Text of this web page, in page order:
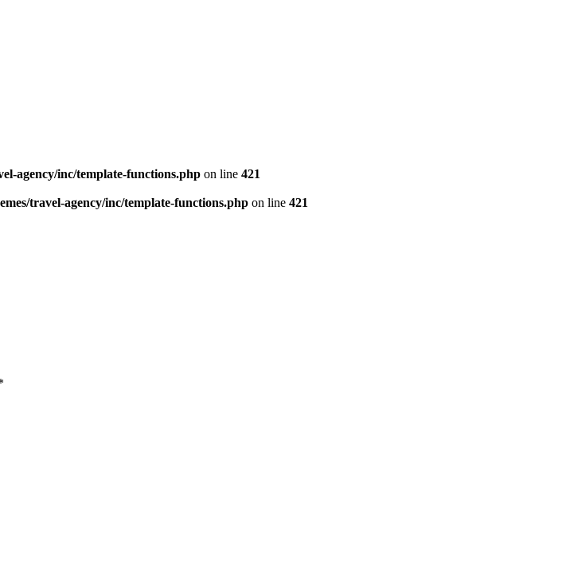
agency/inc/template-functions.php on line 421
travel-agency/inc/template-functions.php on line 421